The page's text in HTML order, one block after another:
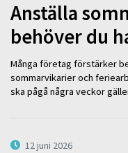
Anställa
behöver du
Många företag förstärker
sommarvikarier och
ska pågå några veckor
12 juni 2026